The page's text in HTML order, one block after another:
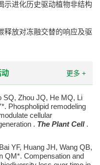
示进化历史驱动植物非结构
释放对冻融交替的响应及驱
动
SQ, Zhou JQ, He MQ, Li
Phospholipid remodeling
cellular
. The Plant Cell .
YF, Huang JH, Wang QB,
QM*. Compensation and
更多 +